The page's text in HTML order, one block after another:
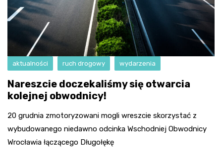
aktualności ruch drogowy wydarzenia
Nareszcie doczekaliśmy się otwarcia
kolejnej obwodnicy!
20 grudnia zmotoryzowani mogli wreszcie skorzystać z
wybudowanego niedawno odcinka Wschodniej Obwodnicy
Wrocławia łączącego Długołękę